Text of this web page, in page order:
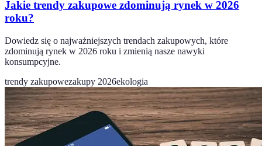
Jakie trendy zakupowe zdominują rynek w 2026
roku?
Dowiedz się o najważniejszych trendach zakupowych, które
zdominują rynek w 2026 roku i zmienią nasze nawyki
konsumpcyjne.
trendy zakupowezakupy 2026ekologia